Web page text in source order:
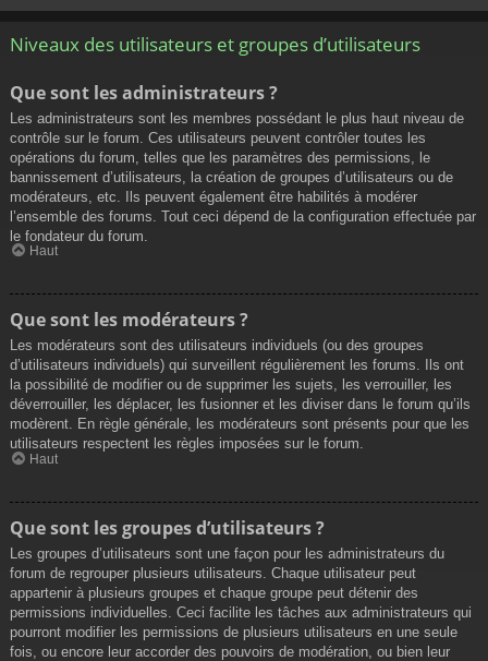
Niveaux des utilisateurs et groupes d’utilisateurs
Que sont les administrateurs ?
Les administrateurs sont les membres possédant le plus haut niveau de
contrôle sur le forum. Ces utilisateurs peuvent contrôler toutes les
opérations du forum, telles que les paramètres des permissions, le
bannissement d’utilisateurs, la création de groupes d’utilisateurs ou de
modérateurs, etc. Ils peuvent également être habilités à modérer
l’ensemble des forums. Tout ceci dépend de la configuration effectuée par
le fondateur du forum.
Haut
Que sont les modérateurs ?
Les modérateurs sont des utilisateurs individuels (ou des groupes
d’utilisateurs individuels) qui surveillent régulièrement les forums. Ils ont
la possibilité de modifier ou de supprimer les sujets, les verrouiller, les
déverrouiller, les déplacer, les fusionner et les diviser dans le forum qu’ils
modèrent. En règle générale, les modérateurs sont présents pour que les
utilisateurs respectent les règles imposées sur le forum.
Haut
Que sont les groupes d’utilisateurs ?
Les groupes d’utilisateurs sont une façon pour les administrateurs du
forum de regrouper plusieurs utilisateurs. Chaque utilisateur peut
appartenir à plusieurs groupes et chaque groupe peut détenir des
permissions individuelles. Ceci facilite les tâches aux administrateurs qui
pourront modifier les permissions de plusieurs utilisateurs en une seule
fois, ou encore leur accorder des pouvoirs de modération, ou bien leur